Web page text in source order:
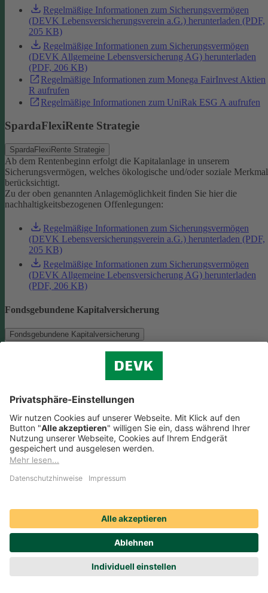
Regelmäßige Informationen zum Sicherungsvermögen
(DEVK Lebensversicherungsverein a.G.) herunterladen (PDF,
205 KB)
Regelmäßige Informationen zum Sicherungsvermögen
(DEVK Allgemeine Lebensversicherung AG) herunterladen
(PDF, 206 KB)
Regelmäßige Informationen zum Monega FairInvest Aktien
R aufrufen
Regelmäßige Informationen zum UniRak ESG A aufrufen
SpardaFlexiRente Strategie
SpardaFlexiRente Strategie
Ab dem Rentenbeginn erfolgt die Kapitalanlage in unserem
Sicherungsvermögen, welches ökologische und/oder soziale
berücksichtigt.
Zu der oben genannten Anlagemöglichkeit finden Sie hier die
nachhaltigkeitsbezogenen Offenlegungen:
Regelmäßige Informationen zum Sicherungsvermögen
(DEVK Lebensversicherungsverein a.G.) herunterladen (PDF,
205 KB)
Regelmäßige Informationen zum Sicherungsvermögen
(DEVK Allgemeine Lebensversicherung AG) herunterladen
(PDF, 206 KB)
Fondsgebundene Kapitalversicherung
Fondsgebundene Kapitalversicherung
Als Anlagemöglichkeit mit ökologischen und/oder sozialen
Zu der oben genannten Anlagemöglichkeit finden Sie hier die
nachhaltigkeitsbezogenen Offenlegungen:
Regelmäßige Informationen zum Monega FairInvest Aktien
R aufrufen
Weitere Rentenversicherungen (nicht fondsgebunden)
ökologische und/oder soziale Merkmale berücksichtigt.Zu der oben
genannten Anlagemöglichkeit finden Sie hier die
nachhaltigkeitsbezogenen Offenlegungen:
Regelmäßige Informationen zum Sicherungsvermögen
(DEVK Lebensversicherungsverein a.G.) herunterladen (PDF,
205 KB)